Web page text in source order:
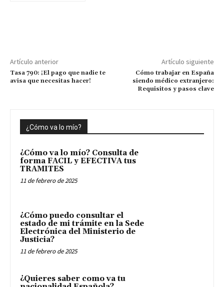
Artículo anterior
Tasa 790: ¡El pago que nadie te
avisa que necesitas hacer!
Artículo siguiente
Cómo trabajar en España
siendo médico extranjero:
Requisitos y pasos clave
¿Cómo va lo mío?
¿Cómo va lo mío? Consulta de
forma FACIL y EFECTIVA tus
TRAMITES
11 de febrero de 2025
¿Cómo puedo consultar el
estado de mi trámite en la Sede
Electrónica del Ministerio de
Justicia?
11 de febrero de 2025
¿Quieres saber como va tu